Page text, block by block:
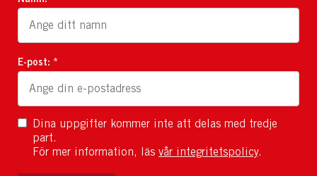
E-post: *
Dina uppgifter kommer inte att delas med tredje
part.
För mer information, läs vår integritetspolicy.